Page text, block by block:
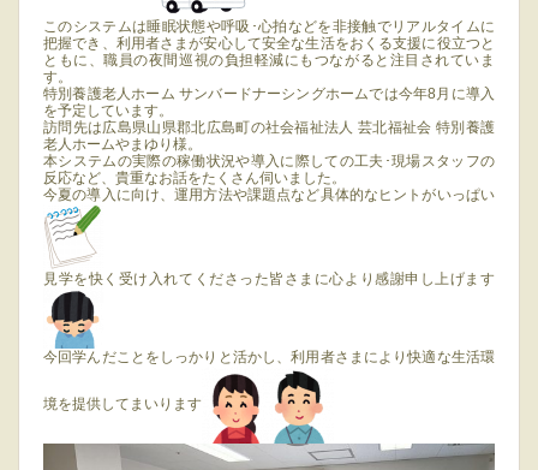
このシステムは睡眠状態や呼吸･心拍などを非接触でリアルタイムに
把握でき、利用者さまが安心して安全な生活をおくる支援に役立つと
ともに、職員の夜間巡視の負担軽減にもつながると注目されていま
す。
特別養護老人ホーム サンバードナーシングホームでは今年8月に導入
を予定しています。
訪問先は広島県山県郡北広島町の社会福祉法人 芸北福祉会 特別養護
老人ホームやまゆり様。
本システムの実際の稼働状況や導入に際しての工夫･現場スタッフの
反応など、貴重なお話をたくさん伺いました。
今夏の導入に向け、運用方法や課題点など具体的なヒントがいっぱい
見学を快く受け入れてくださった皆さまに心より感謝申し上げます
今回学んだことをしっかりと活かし、利用者さまにより快適な生活環
境を提供してまいります